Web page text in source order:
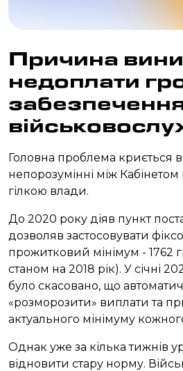
Причина
недоплати
Головна проблема криється
непорозумінні між Кабінетом
гілкою влади.
До 2020 року діяв пункт
дозволяв застосовувати
прожитковий мінімум - 1762
станом на 2018 рік). У січні
було скасовано, що
«розморозити» виплати та
актуального мінімуму
Однак уже за кілька тижнів
відновити стару норму.